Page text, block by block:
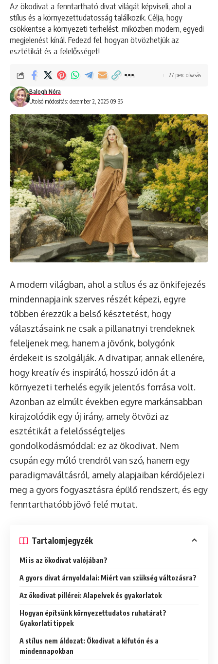
Az ökodivat a fenntartható divat világát képviseli, ahol a
stílus és a környezettudatosság találkozik. Célja, hogy
csökkentse a környezeti terhelést, miközben modern, egyedi
megjelenést kínál. Fedezd fel, hogyan ötvözhetjük az
esztétikát és a felelősséget!
Utolsó módosítás: december 2, 2025 09:35
Balogh Nóra
27 perc olvasás
A modern világban, ahol a stílus és az önkifejezés
mindennapjaink szerves részét képezi, egyre
többen érezzük a belső késztetést, hogy
választásaink ne csak a pillanatnyi trendeknek
feleljenek meg, hanem a jövőnk, bolygónk
érdekeit is szolgálják. A divatipar, annak ellenére,
hogy kreatív és inspiráló, hosszú időn át a
környezeti terhelés egyik jelentős forrása volt.
Azonban az elmúlt években egyre markánsabban
kirajzolódik egy új irány, amely ötvözi az
esztétikát a felelősségteljes
gondolkodásmóddal: ez az ökodivat. Nem
csupán egy múló trendről van szó, hanem egy
paradigmaváltásról, amely alapjaiban kérdőjelezi
meg a gyors fogyasztásra épülő rendszert, és egy
fenntarthatóbb jövő felé mutat.
Tartalomjegyzék
Mi is az ökodivat valójában?
A gyors divat árnyoldalai: Miért van szükség változásra?
Az ökodivat pillérei: Alapelvek és gyakorlatok
Hogyan építsünk környezettudatos ruhatárat?
Gyakorlati tippek
A stílus nem áldozat: Ökodivat a kifutón és a
mindennapokban